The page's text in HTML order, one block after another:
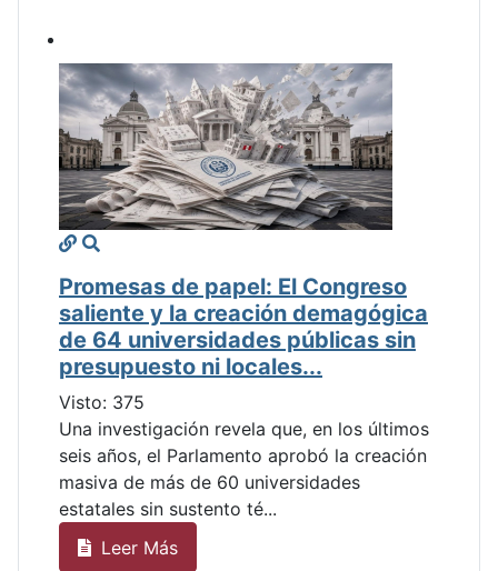
Promesas de papel: El Congreso
saliente y la creación demagógica
de 64 universidades públicas sin
presupuesto ni locales...
Visto: 375
Una investigación revela que, en los últimos
seis años, el Parlamento aprobó la creación
masiva de más de 60 universidades
estatales sin sustento té...
Leer Más